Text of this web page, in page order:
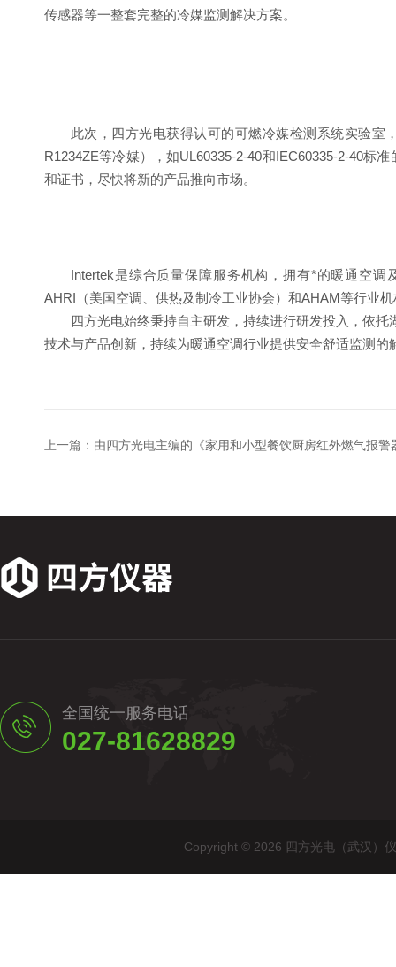
传感器等一整套完整的冷媒监测解决方案。
此次，四方光电获得认可的可燃冷媒检测系统实验室
R1234ZE等冷媒），如UL60335-2-40和IEC60335-2-40标
和证书，尽快将新的产品推向市场。
Intertek是综合质量保障服务机构，拥有*的暖通空
AHRI（美国空调、供热及制冷工业协会）和AHAM等行业
四方光电始终秉持自主研发，持续进行研发投入，依
技术与产品创新，持续为暖通空调行业提供安全舒适监测
上一篇： 由四方光电主编的《家用和小型餐饮厨房红外燃气报警
全国统一服务电话
027-81628829
Copyright © 2026 四方光电（武汉）